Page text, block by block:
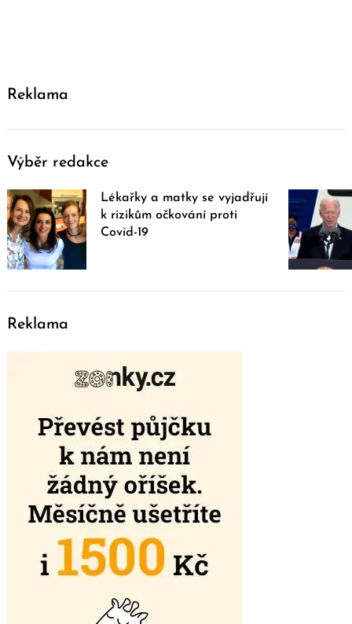
Reklama
Výběr redakce
Lékařky a matky se vyjadřují
k rizikům očkování proti
Covid-19
Reklama